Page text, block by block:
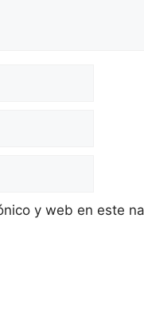
y web en este